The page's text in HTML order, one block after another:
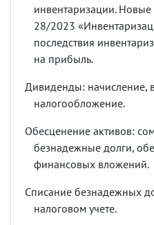
инвентаризации.
28/2023 «
последствия
на прибыль.
Дивиденды: начисление,
налогообложение.
Обесценение активов:
безнадежные долги,
финансовых вложений.
Списание безнадежных
налоговом учете.